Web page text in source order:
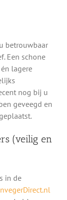
betrouwbaar
Een schone
lagere
nog bij u
geveegd en
(veilig en
in de